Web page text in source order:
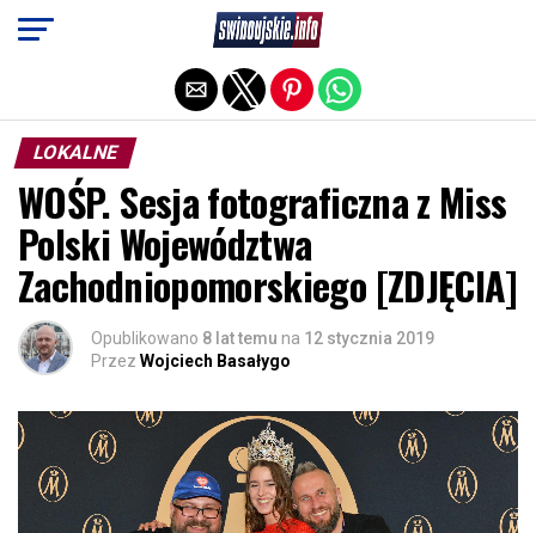
LOKALNE
WOŚP. Sesja fotograficzna z Miss
Polski Województwa
Zachodniopomorskiego [ZDJĘCIA]
Opublikowano 8 lat temu na 12 stycznia 2019
Przez Wojciech Basałygo
Exit mobile version